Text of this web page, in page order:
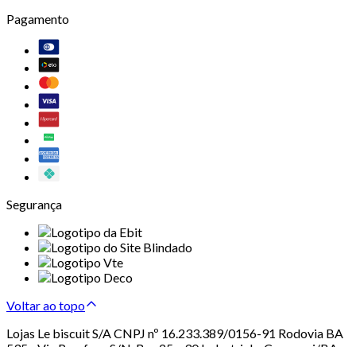
Pagamento
Segurança
Voltar ao topo
Lojas Le biscuit S/A CNPJ nº 16.233.389/0156-91 Rodovia BA